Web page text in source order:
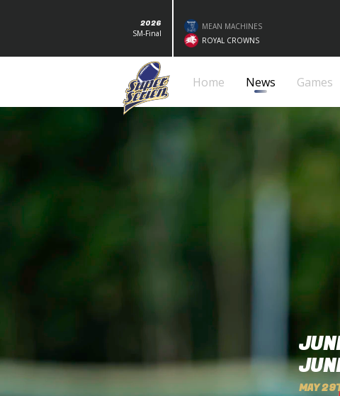
2026
SM-Final
MEAN MACHINES
ROYAL CROWNS
Home News Games
MAY